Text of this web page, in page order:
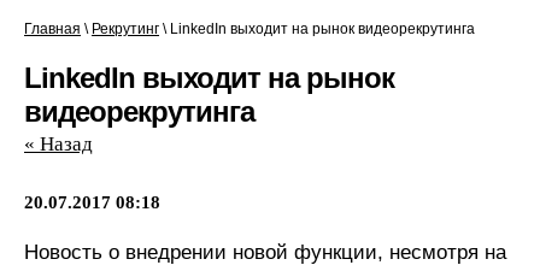
Главная \ Рекрутинг \ LinkedIn выходит на рынок видеорекрутинга
LinkedIn выходит на рынок
видеорекрутинга
« Назад
20.07.2017 08:18
Новость о внедрении новой функции, несмотря на